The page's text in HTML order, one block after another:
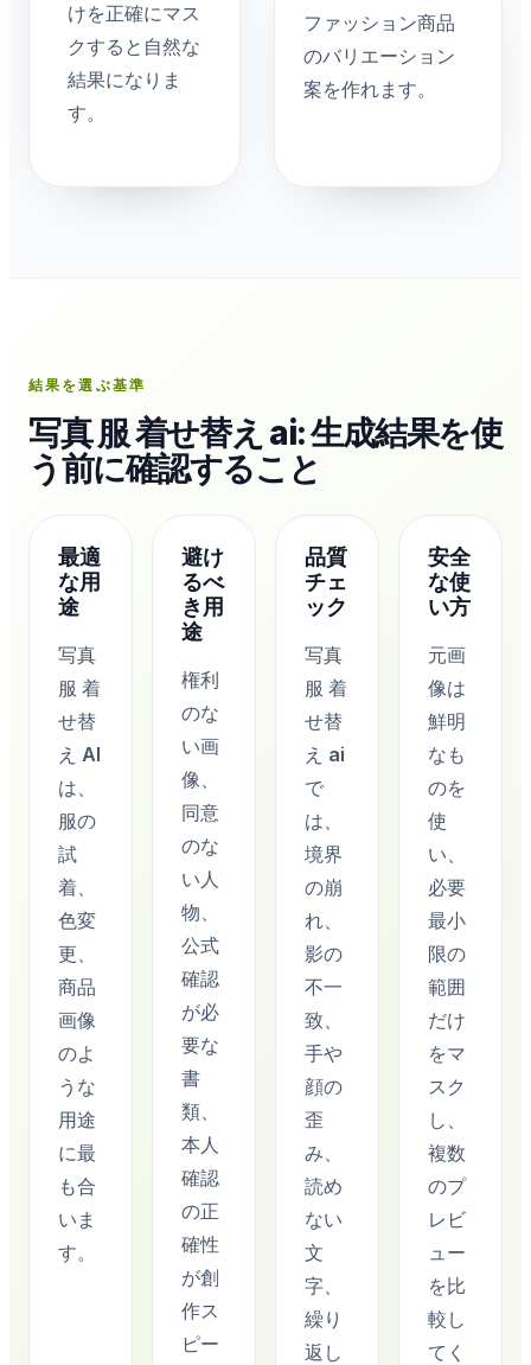
けを正確にマス
クすると自然な
結果になりま
す。
ファッション商品
のバリエーション
案を作れます。
結果を選ぶ基準
写真 服 着せ替え ai: 生成結果を使
う前に確認すること
最適
な用
途
写真
服 着
せ替
え AI
は、
服の
試
着、
色変
更、
商品
画像
のよ
うな
用途
に最
も合
いま
す。
避け
るべ
き用
途
権利
のな
い画
像、
同意
のな
い人
物、
公式
確認
が必
要な
書
類、
本人
確認
の正
確性
が創
作ス
ピー
品質
チェ
ック
写真
服 着
せ替
え ai
で
は、
境界
の崩
れ、
影の
不一
致、
手や
顔の
歪
み、
読め
ない
文
字、
繰り
返し
安全
な使
い方
元画
像は
鮮明
なも
のを
使
い、
必要
最小
限の
範囲
だけ
をマ
スク
し、
複数
のプ
レビ
ュー
を比
較し
てく